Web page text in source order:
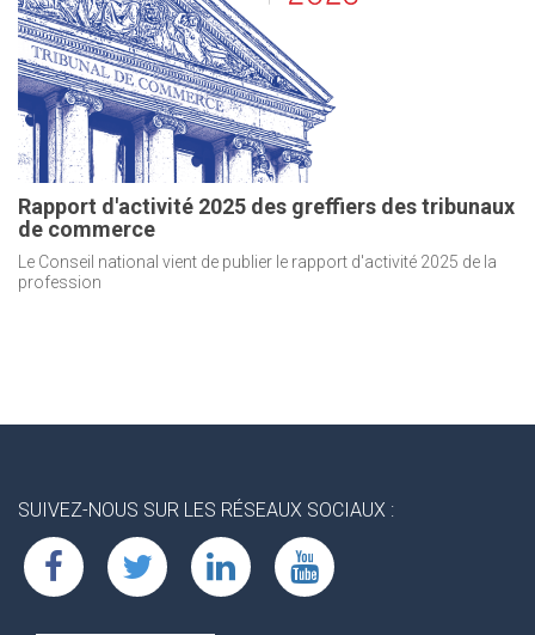
Rapport d'activité 2025 des greffiers des tribunaux
de commerce
Le Conseil national vient de publier le rapport d'activité 2025 de la
profession
SUIVEZ-NOUS SUR LES RÉSEAUX SOCIAUX :